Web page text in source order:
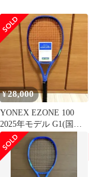
¥28,000
YONEX EZONE 100
2025年モデル G1(国内
正規品)